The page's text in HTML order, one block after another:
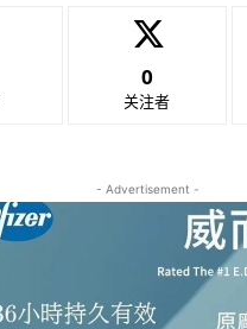
0
关注者
- Advertisement -